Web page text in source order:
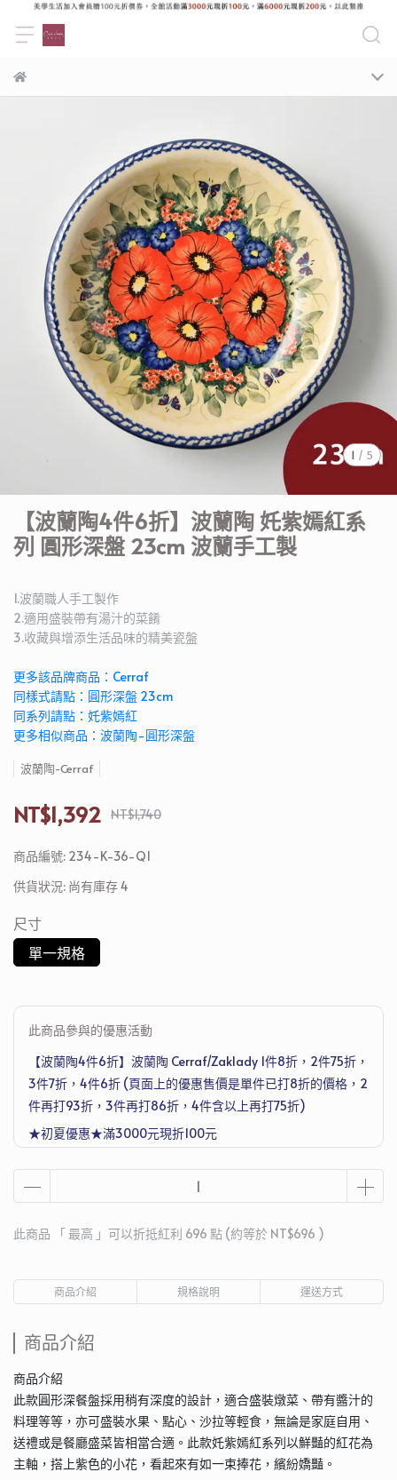
1 / 5
【波蘭陶4件6折】波蘭陶 奼紫嫣紅系
列 圓形深盤 23cm 波蘭手工製
1.波蘭職人手工製作
2.適用盛裝帶有湯汁的菜餚
3.收藏與增添生活品味的精美瓷盤
更多該品牌商品：Cerraf
同樣式請點：圓形深盤 23cm
同系列請點：奼紫嫣紅
更多相似商品：波蘭陶-圓形深盤
波蘭陶-Cerraf
NT$1,392 NT$1,740
商品編號: 234-K-36-Q1
供貨狀況: 尚有庫存 4
尺寸
單一規格
此商品參與的優惠活動
【波蘭陶4件6折】波蘭陶 Cerraf/Zaklady 1件8折，2件75折，
3件7折，4件6折 (頁面上的優惠售價是單件已打8折的價格，2
件再打93折，3件再打86折，4件含以上再打75折)
★初夏優惠★滿3000元現折100元
2送Joseph Joseph 超收納廚房工具五件組
此商品 「 最高 」可以折抵紅利 696 點 (約等於 NT$696 )
商品介紹 規格說明 運送方式
商品介紹
商品介紹
此款圓形深餐盤採用稍有深度的設計，適合盛裝燉菜、帶有醬汁的
料理等等，亦可盛裝水果、點心、沙拉等輕食，無論是家庭自用、
送禮或是餐廳盛菜皆相當合適。此款奼紫嫣紅系列以鮮豔的紅花為
主軸，搭上紫色的小花，看起來有如一束捧花，繽紛嬌豔。